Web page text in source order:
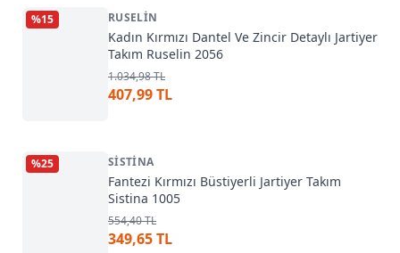
%15 RUSELIN
Kadın Kırmızı Dantel Ve Zincir Detaylı Jartiyer
Takım Ruselin 2056
1.034,98 TL
407,99 TL
%25 SISTINA
Fantezi Kırmızı Büstiyerli Jartiyer Takım
Sistina 1005
554,40 TL
349,65 TL